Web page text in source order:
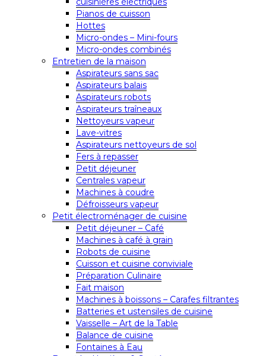
Pianos de cuisson
Hottes
Micro-ondes – Mini-fours
Micro-ondes combinés
Entretien de la maison
Aspirateurs sans sac
Aspirateurs balais
Aspirateurs robots
Aspirateurs traîneaux
Nettoyeurs vapeur
Lave-vitres
Aspirateurs nettoyeurs de sol
Fers à repasser
Petit déjeuner
Centrales vapeur
Machines à coudre
Défroisseurs vapeur
Petit électroménager de cuisine
Petit déjeuner – Café
Machines à café à grain
Robots de cuisine
Cuisson et cuisine conviviale
Préparation Culinaire
Fait maison
Machines à boissons – Carafes filtrantes
Batteries et ustensiles de cuisine
Vaisselle – Art de la Table
Balance de cuisine
Fontaines à Eau